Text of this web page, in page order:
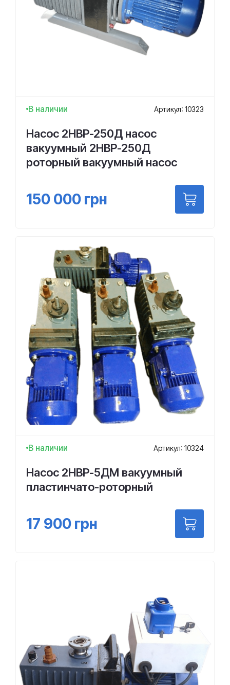
В наличии Артикул: 10323
Насос 2НВР-250Д насос
вакуумный 2НВР-250Д
роторный вакуумный насос
150 000 грн
В наличии Артикул: 10324
Насос 2НВР-5ДМ вакуумный
пластинчато-роторный
17 900 грн